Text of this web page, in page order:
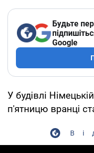
Будьте
Google
У будівлі
п'ятницю вранці